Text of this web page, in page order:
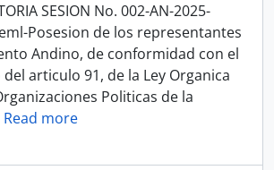
SESION No. 002-AN-2025-
Posesion de los representantes
Andino, de conformidad con el
articulo 91, de la Ley Organica
Politicas de la
Read more